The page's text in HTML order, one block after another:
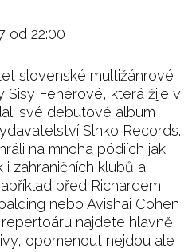
od 22:00
slovenské multižánrové
Sisy Fehérové, která žije v
své debutové album
Slnko Records.
na mnoha pódiích jak
zahraničních klubů a
před Richardem
nebo Avishai Cohen
repertoáru najdete hlavně
opomenout nejdou ale